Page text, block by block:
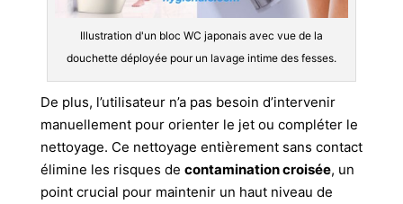
Illustration d'un bloc WC japonais avec vue de la
douchette déployée pour un lavage intime des fesses.
De plus, l’utilisateur n’a pas besoin d’intervenir
manuellement pour orienter le jet ou compléter le
nettoyage. Ce nettoyage entièrement sans contact
élimine les risques de contamination croisée, un
point crucial pour maintenir un haut niveau de